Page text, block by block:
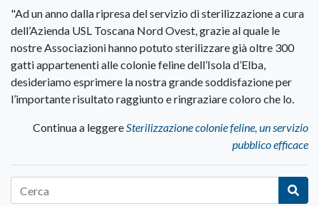
"Ad un anno dalla ripresa del servizio di sterilizzazione a cura
dell’Azienda USL Toscana Nord Ovest, grazie al quale le
nostre Associazioni hanno potuto sterilizzare già oltre 300
gatti appartenenti alle colonie feline dell’Isola d’Elba,
desideriamo esprimere la nostra grande soddisfazione per
l’importante risultato raggiunto e ringraziare coloro che lo.
Continua a leggereSterilizzazione colonie feline, un servizio
pubblico efficace